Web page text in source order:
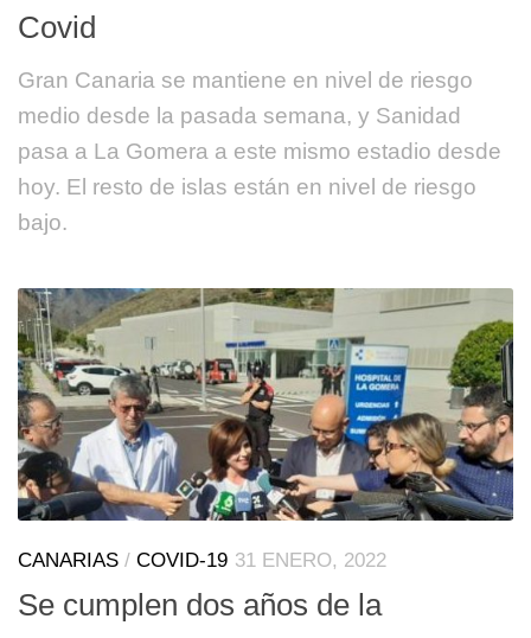
Covid
Gran Canaria se mantiene en nivel de riesgo
medio desde la pasada semana, y Sanidad
pasa a La Gomera a este mismo estadio desde
hoy. El resto de islas están en nivel de riesgo
bajo.
CANARIAS / COVID-19 31 ENERO, 2022
Se cumplen dos años de la